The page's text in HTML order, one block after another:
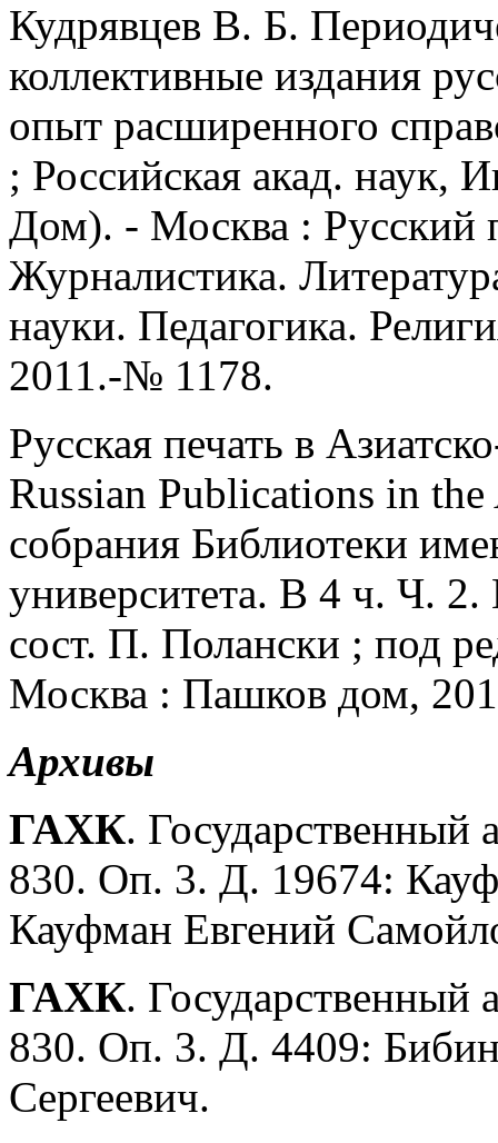
Кудрявцев В. Б.
коллективные издания
опыт расширенного
; Российская акад. наук,
Дом). - Москва : Русский
Журналистика.
науки. Педагогика.
2011.-№ 1178.
Русская печать в
Russian Publications in
собрания Библиотеки
университета. В 4 ч. Ч. 2.
сост. П. Полански ; под
Москва : Пашков дом,
Архивы
ГАХК. Государственный
830. Оп. 3. Д. 19674:
Кауфман Евгений
ГАХК. Государственный
830. Оп. 3. Д. 4409:
Сергеевич.